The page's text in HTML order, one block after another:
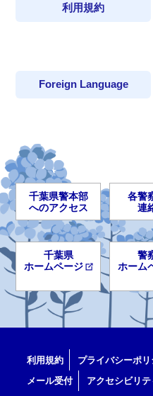
利用規約
Foreign Language
千葉県警本部
へのアクセス
各警
連
千葉県
ホームページ
警
ホーム
利用規約 プライバシーポリ
メール受付
アクセシビリテ